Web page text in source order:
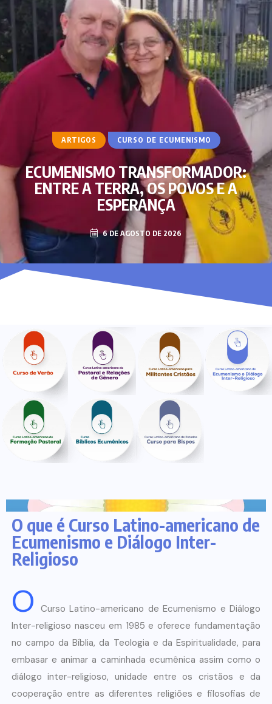
ARTIGOS CURSO DE ECUMENISMO
ECUMENISMO TRANSFORMADOR:
ENTRE A TERRA, OS POVOS E A
ESPERANÇA
6 DE AGOSTO DE 2026
O que é Curso Latino-americano de
Ecumenismo e Diálogo Inter-
Religioso
O Curso Latino-americano de Ecumenismo e Diálogo
Inter-religioso nasceu em 1985 e oferece fundamentação
no campo da Bíblia, da Teologia e da Espiritualidade, para
embasar e animar a caminhada ecumênica assim como o
diálogo inter-religioso, unidade entre os cristãos e da
cooperação entre as diferentes religiões e filosofias de